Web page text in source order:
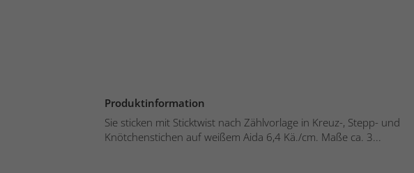
Produktinformation
Sie sticken mit Sticktwist nach Zählvorlage in Kreuz-, Stepp- und
Knötchenstichen auf weißem Aida 6,4 Kä./cm. Maße ca. 3...